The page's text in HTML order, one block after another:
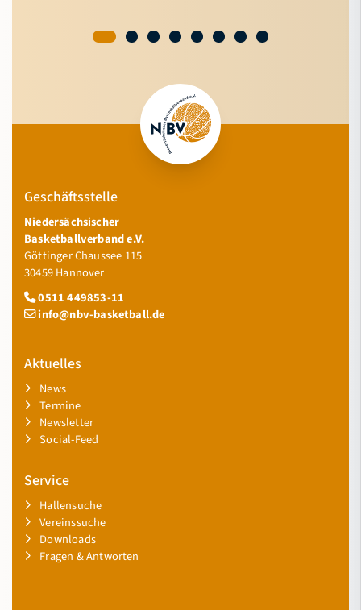
Geschäftsstelle
Niedersächsischer
Basketballverband e.V.
Göttinger Chaussee 115
30459 Hannover
0511 449853-11
info@nbv-basketball.de
Aktuelles
News
Termine
Newsletter
Social-Feed
Service
Hallensuche
Vereinssuche
Downloads
Fragen & Antworten